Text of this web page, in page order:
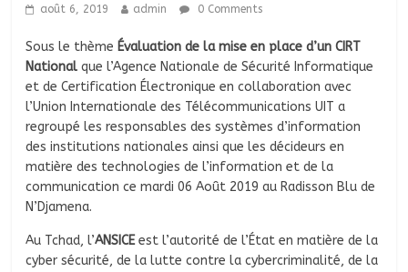
août 6, 2019 admin 0 Comments
Sous le thème Évaluation de la mise en place d’un CIRT
National que l’Agence Nationale de Sécurité Informatique
et de Certification Électronique en collaboration avec
l’Union Internationale des Télécommunications UIT a
regroupé les responsables des systèmes d’information
des institutions nationales ainsi que les décideurs en
matière des technologies de l’information et de la
communication ce mardi 06 Août 2019 au Radisson Blu de
N’Djamena.
Au Tchad, l’ANSICEest l’autorité de l’État en matière de la
cyber sécurité, de la lutte contre la cybercriminalité, de la